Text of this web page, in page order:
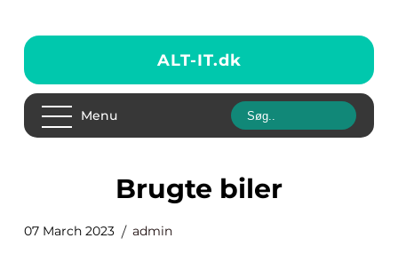
ALT-IT.dk
Menu
brugte biler
07 March 2023 admin